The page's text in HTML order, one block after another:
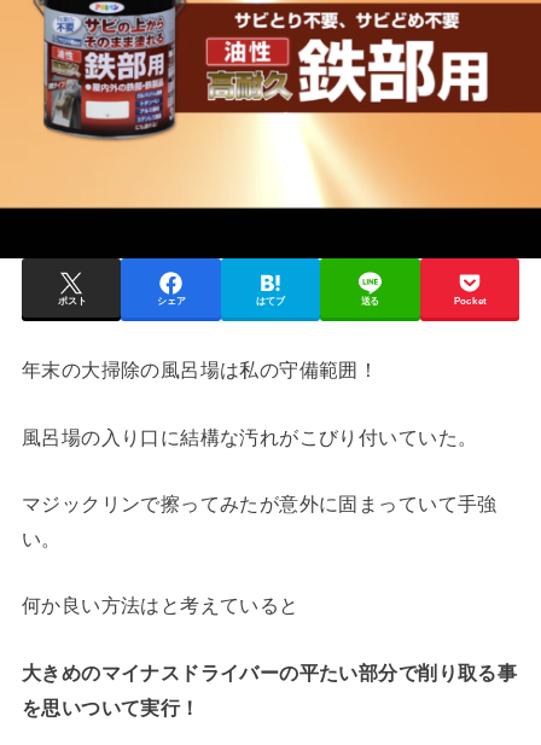
ポスト シェア はてブ 送る Pocket
年末の大掃除の風呂場は私の守備範囲！
風呂場の入り口に結構な汚れがこびり付いていた。
マジックリンで擦ってみたが意外に固まっていて手強
い。
何か良い方法はと考えていると
大きめのマイナスドライバーの平たい部分で削り取る事
を思いついて実行！